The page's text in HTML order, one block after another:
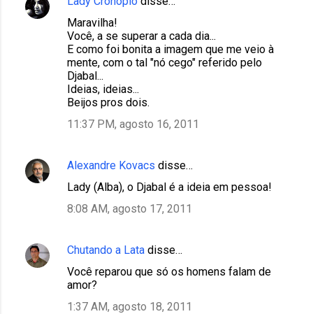
Maravilha!
Você, a se superar a cada dia...
E como foi bonita a imagem que me veio à
mente, com o tal "nó cego" referido pelo
Djabal...
Ideias, ideias...
Beijos pros dois.
11:37 PM, agosto 16, 2011
Alexandre Kovacs disse…
Lady (Alba), o Djabal é a ideia em pessoa!
8:08 AM, agosto 17, 2011
Chutando a Lata disse…
Você reparou que só os homens falam de
amor?
1:37 AM, agosto 18, 2011